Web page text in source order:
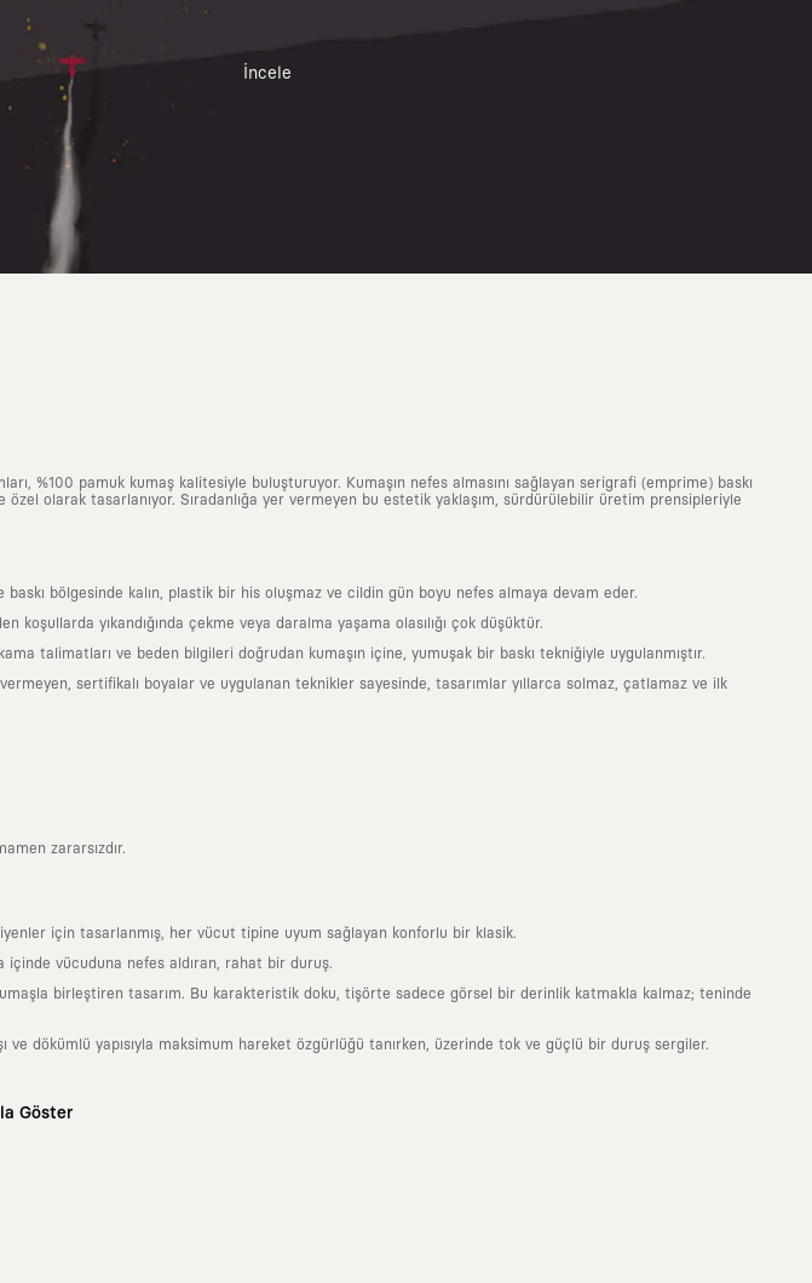
İncele
%100 pamuk kumaş kalitesiyle buluşturuyor. Kumaşın nefes almasını sağlayan serigrafi (emprime) baskı
olarak tasarlanıyor. Sıradanlığa yer vermeyen bu estetik yaklaşım, sürdürülebilir üretim prensipleriyle
bölgesinde kalın, plastik bir his oluşmaz ve cildin gün boyu nefes almaya devam eder.
yıkandığında çekme veya daralma yaşama olasılığı çok düşüktür.
talimatları ve beden bilgileri doğrudan kumaşın içine, yumuşak bir baskı tekniğiyle uygulanmıştır.
sertifikalı boyalar ve uygulanan teknikler sayesinde, tasarımlar yıllarca solmaz, çatlamaz ve ilk
zararsızdır.
için tasarlanmış, her vücut tipine uyum sağlayan konforlu bir klasik.
vücuduna nefes aldıran, rahat bir duruş.
birleştiren tasarım. Bu karakteristik doku, tişörte sadece görsel bir derinlik katmakla kalmaz; teninde
dökümlü yapısıyla maksimum hareket özgürlüğü tanırken, üzerinde tok ve güçlü bir duruş sergiler.
Göster